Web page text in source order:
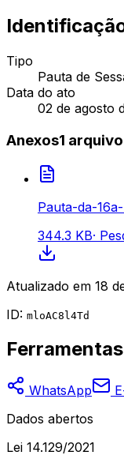
Tipo
Pauta de
Data do ato
02 de agosto
Anexos1 arquivo
Pauta-da-
344.3 KB·
Atualizado em 18
ID: mloAC8l4Td
Ferramentas
WhatsApp
Dados abertos
Lei 14.129/2021